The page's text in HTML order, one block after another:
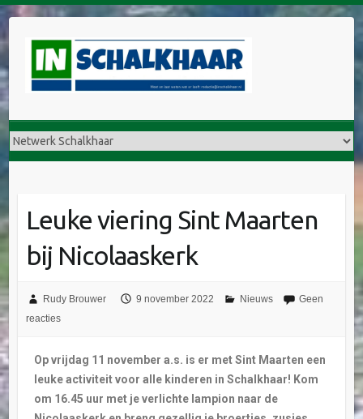
Leuke viering Sint Maarten
bij Nicolaaskerk
Rudy Brouwer 9 november 2022 Nieuws
Geen
reacties
Op vrijdag 11 november a.s. is er met Sint Maarten een
leuke activiteit voor alle kinderen in Schalkhaar! Kom
om 16.45 uur met je verlichte lampion naar de